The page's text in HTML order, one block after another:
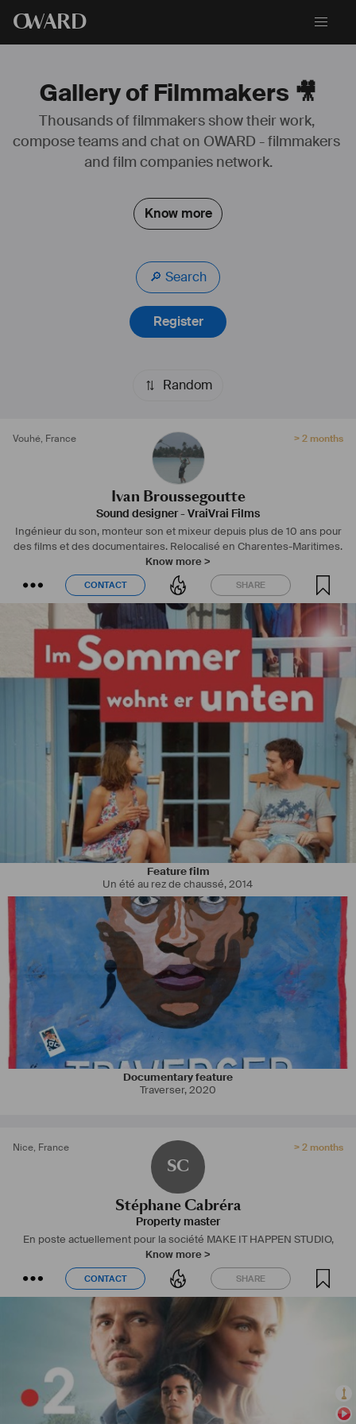
OWARD
Gallery of Filmmakers 🎥
Thousands of filmmakers show their work,
compose teams and chat on OWARD - filmmakers
and film companies network.
Know more
🔎 Search
Register
Random
Vouhé, France > 2 months
Ivan Broussegoutte
Sound designer-VraiVrai Films
Ingénieur du son, monteur son et mixeur depuis plus de 10 ans pour
des films et des documentaires. Relocalisé en Charentes-Maritimes.
Know more >
Matériel de prise de son et salle de montage son 5.1
CONTACT SHARE
CONTACT SHARE
Feature film
Un été au rez de chaussé,2014
Documentary feature
Traverser,2020
Nice, France
SC
> 2 months
Stéphane Cabréra
Property master
En poste actuellement pour la société MAKE IT HAPPEN STUDIO,
Know more >
En qualité de Set Dresser (# aux #Meubles
Franco-anglaise de 6 x 52 mn intitulée "The Reunion" qui
évolue dans différents #décors sur la côte d' #Azur,
CONTACT SHARE
CONTACT SHARE